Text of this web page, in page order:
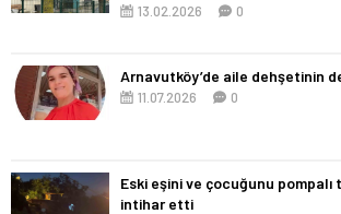
13.02.2026 0
Arnavutköy’de aile dehşetinin
11.07.2026 0
Eski eşini ve çocuğunu
intihar etti